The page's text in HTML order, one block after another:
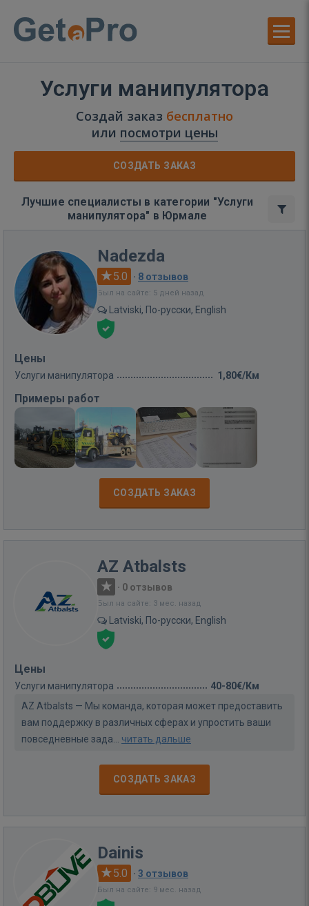
Услуги манипулятора
Создай заказ бесплатно
или посмотри цены
СОЗДАТЬ ЗАКАЗ
Лучшие специалисты в категории "Услуги
манипулятора" в Юрмале
Nadezda
5.0 · 8 отзывов
Был на сайте: 5 дней назад
Latviski, По-русски, English
Цены
Услуги манипулятора 1,80€/Км
Примеры работ
СОЗДАТЬ ЗАКАЗ
AZ Atbalsts
· 0 отзывов
Был на сайте: 3 мес. назад
Latviski, По-русски, English
Цены
Услуги манипулятора
40-80€/Км
AZ Atbalsts — Мы команда, которая может предоставить
вам поддержку в различных сферах и упростить ваши
повседневные зада... читать дальше
СОЗДАТЬ ЗАКАЗ
Dainis
5.0 · 3 отзывов
Был на сайте: 9 мес. назад